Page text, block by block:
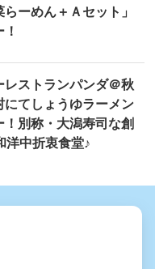
らーめん＋Ａセット」
レストランパンダ＠秋
にてしょうゆラーメン
！別称・大潟寿司な創
洋中折衷食堂♪